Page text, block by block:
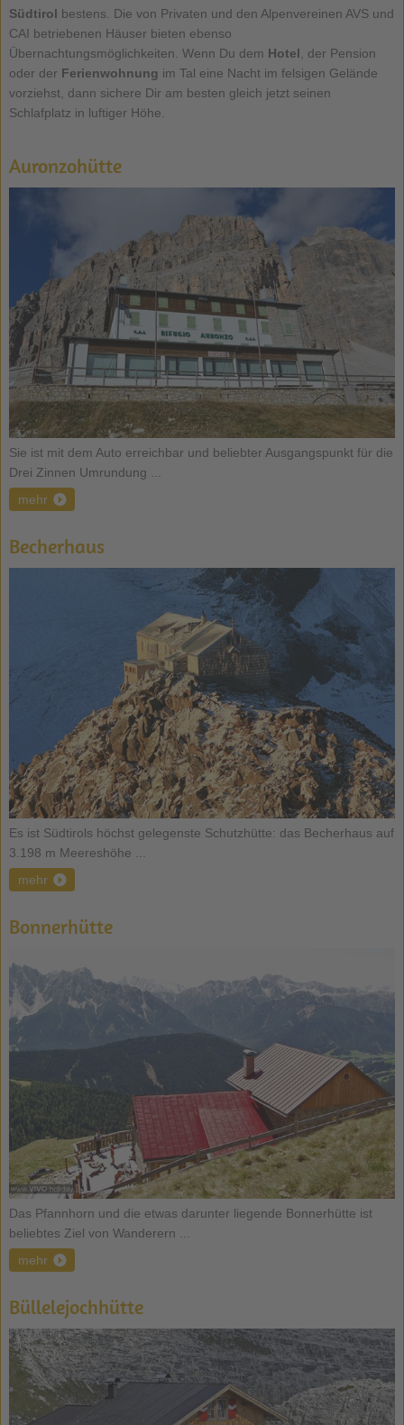
Südtirol bestens. Die von Privaten und den Alpenvereinen AVS und
CAI betriebenen Häuser bieten ebenso
Übernachtungsmöglichkeiten. Wenn Du dem Hotel , der Pension
oder der Ferienwohnung im Tal eine Nacht im felsigen Gelände
vorziehst, dann sichere Dir am besten gleich jetzt seinen
Schlafplatz in luftiger Höhe.
Auronzohütte
Sie ist mit dem Auto erreichbar und beliebter Ausgangspunkt für die
Drei Zinnen Umrundung ...
mehr
Becherhaus
Es ist Südtirols höchst gelegenste Schutzhütte: das Becherhaus auf
3.198 m Meereshöhe ...
mehr
Bonnerhütte
Das Pfannhorn und die etwas darunter liegende Bonnerhütte ist
beliebtes Ziel von Wanderern ...
mehr
Büllelejochhütte